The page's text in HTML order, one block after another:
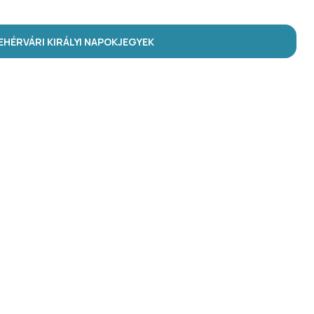
KIRÁLYI NAPOKJEGYEK